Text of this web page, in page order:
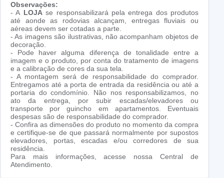
Observações:
- A LOJAse responsabilizará pela entrega dos produtos
até aonde as rodovias alcançam, entregas fluviais ou
aéreas devem ser cotadas a parte.
- As imagens são ilustrativas, não acompanham objetos de
decoração.
- Pode haver alguma diferença de tonalidade entre a
imagem e o produto, por conta do tratamento de imagens
e a calibração de cores da sua tela.
- A montagem será de responsabilidade do comprador.
Entregamos até a porta de entrada da residência ou até a
portaria do condomínio. Não nos responsabilizamos, no
ato da entrega, por subir escadas/elevadores ou
transporte por guincho em apartamentos. Eventuais
despesas são de responsabilidade do comprador.
- Confira as dimensões do produto no momento da compra
e certifique-se de que passará normalmente por supostos
elevadores, portas, escadas e/ou corredores de sua
residência.
Para mais informações, acesse nossa Central de
Atendimento.